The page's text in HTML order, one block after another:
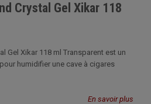
Crystal Gel Xikar 118
Gel Xikar 118 ml Transparent est un
humidifier une cave à cigares
En savoir plus